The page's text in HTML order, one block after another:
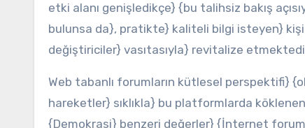
etki alanı genişledikçe} {bu talihsiz bakış
bulunsa da}, pratikte} kaliteli bilgi isteyen}
değiştiriciler} vasıtasıyla} revitalize
Web tabanlı forumların kütlesel perspektifi}
hareketler} sıklıkla} bu platformlarda
{Demokrasi} benzeri değerler} {İnternet